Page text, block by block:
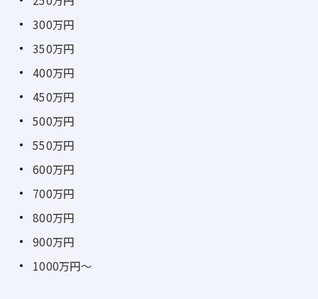
300万円
350万円
400万円
450万円
500万円
550万円
600万円
700万円
800万円
900万円
1000万円～